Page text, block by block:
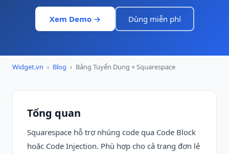
Xem Demo → Dùng miễn phí
Widget.vn › Blog › Bảng Tuyển Dụng + Squarespace
Tổng quan
Squarespace hỗ trợ nhúng code qua Code Block
hoặc Code Injection. Phù hợp cho cả trang đơn lẻ